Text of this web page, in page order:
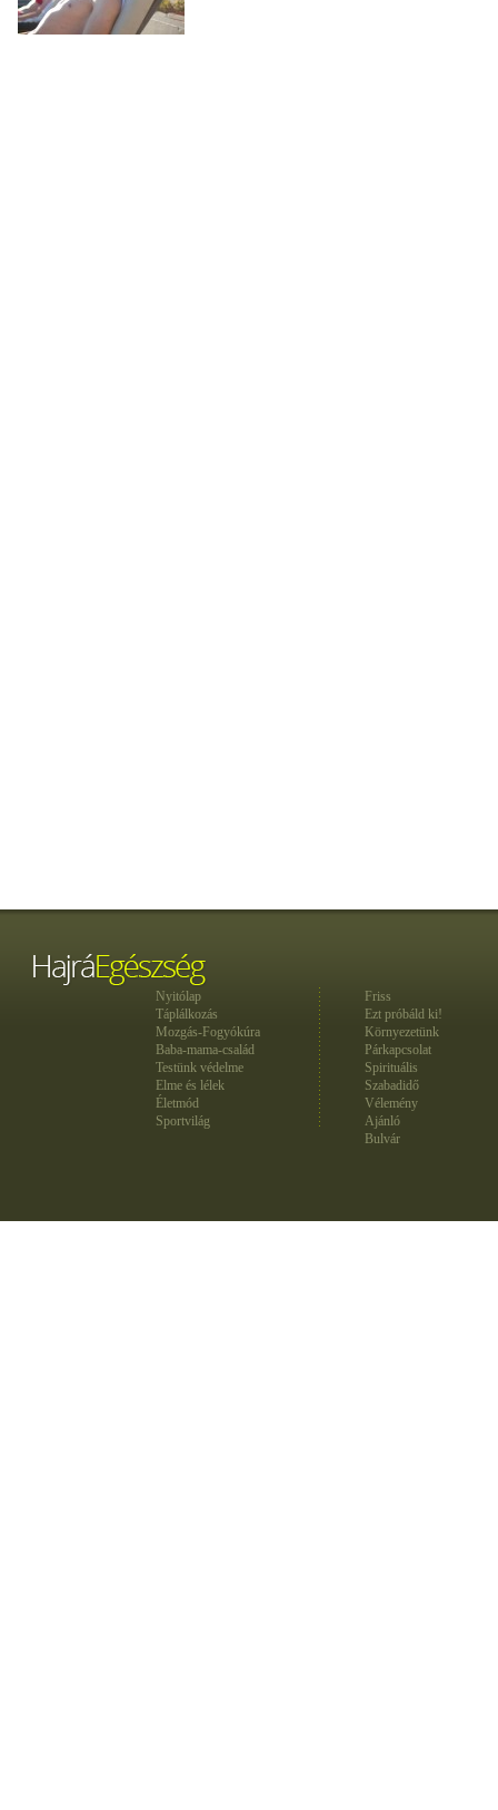
Nyitólap
Táplálkozás
Mozgás-Fogyókúra
Baba-mama-család
Testünk védelme
Elme és lélek
Életmód
Sportvilág
Friss
Ezt próbáld ki!
Környezetünk
Párkapcsolat
Spirituális
Szabadidő
Vélemény
Ajánló
Bulvár